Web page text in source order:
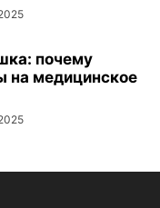
почему
на медицинское